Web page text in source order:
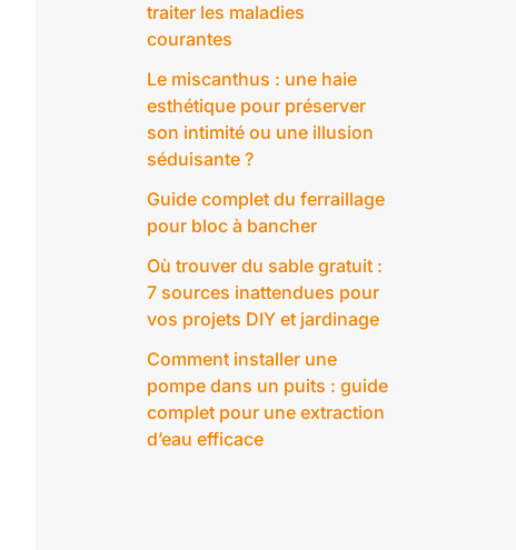
traiter les maladies
courantes
Le miscanthus : une haie
esthétique pour préserver
son intimité ou une illusion
séduisante ?
Guide complet du ferraillage
pour bloc à bancher
Où trouver du sable gratuit :
7 sources inattendues pour
vos projets DIY et jardinage
Comment installer une
pompe dans un puits : guide
complet pour une extraction
d’eau efficace